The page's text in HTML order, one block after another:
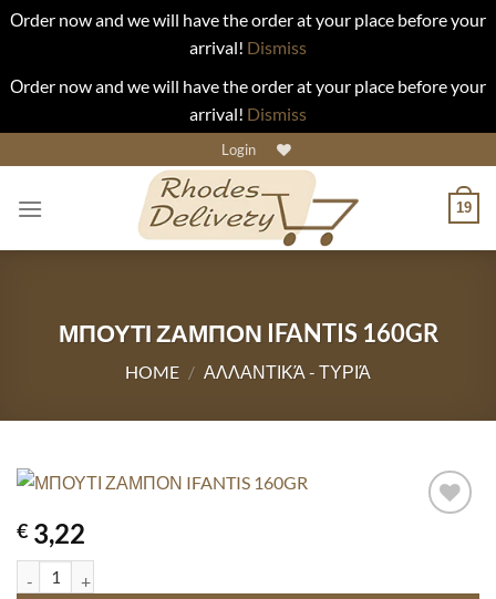
Οrder now and we will have the order at your place before your
arrival! Dismiss
Οrder now and we will have the order at your place before your
arrival! Dismiss
to
content
Login
19
ΜΠΟΥΤΙ ΖΑΜΠΟΝ IFANTIS 160GR
HOME / ΑΛΛΑΝΤΙΚΆ - ΤΥΡΙΆ
€ 3,22
ΜΠΟΥΤΙ ΖΑΜΠΟΝ IFANTIS 160GR quantity